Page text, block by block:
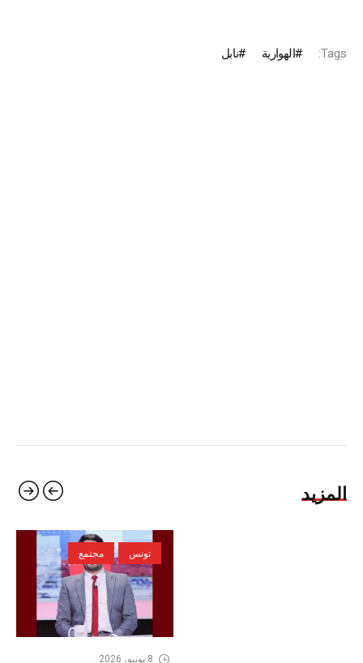
Tags: الهوارية نابل
المزيد
تونس مجتمع
8 يونيو، 2026